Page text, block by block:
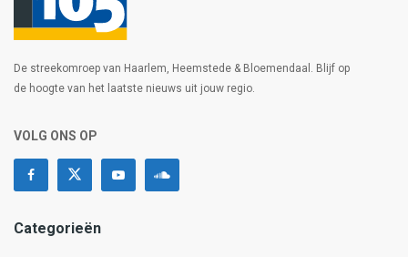
De streekomroep van Haarlem, Heemstede & Bloemendaal. Blijf op
de hoogte van het laatste nieuws uit jouw regio.
VOLG ONS OP
Categorieën